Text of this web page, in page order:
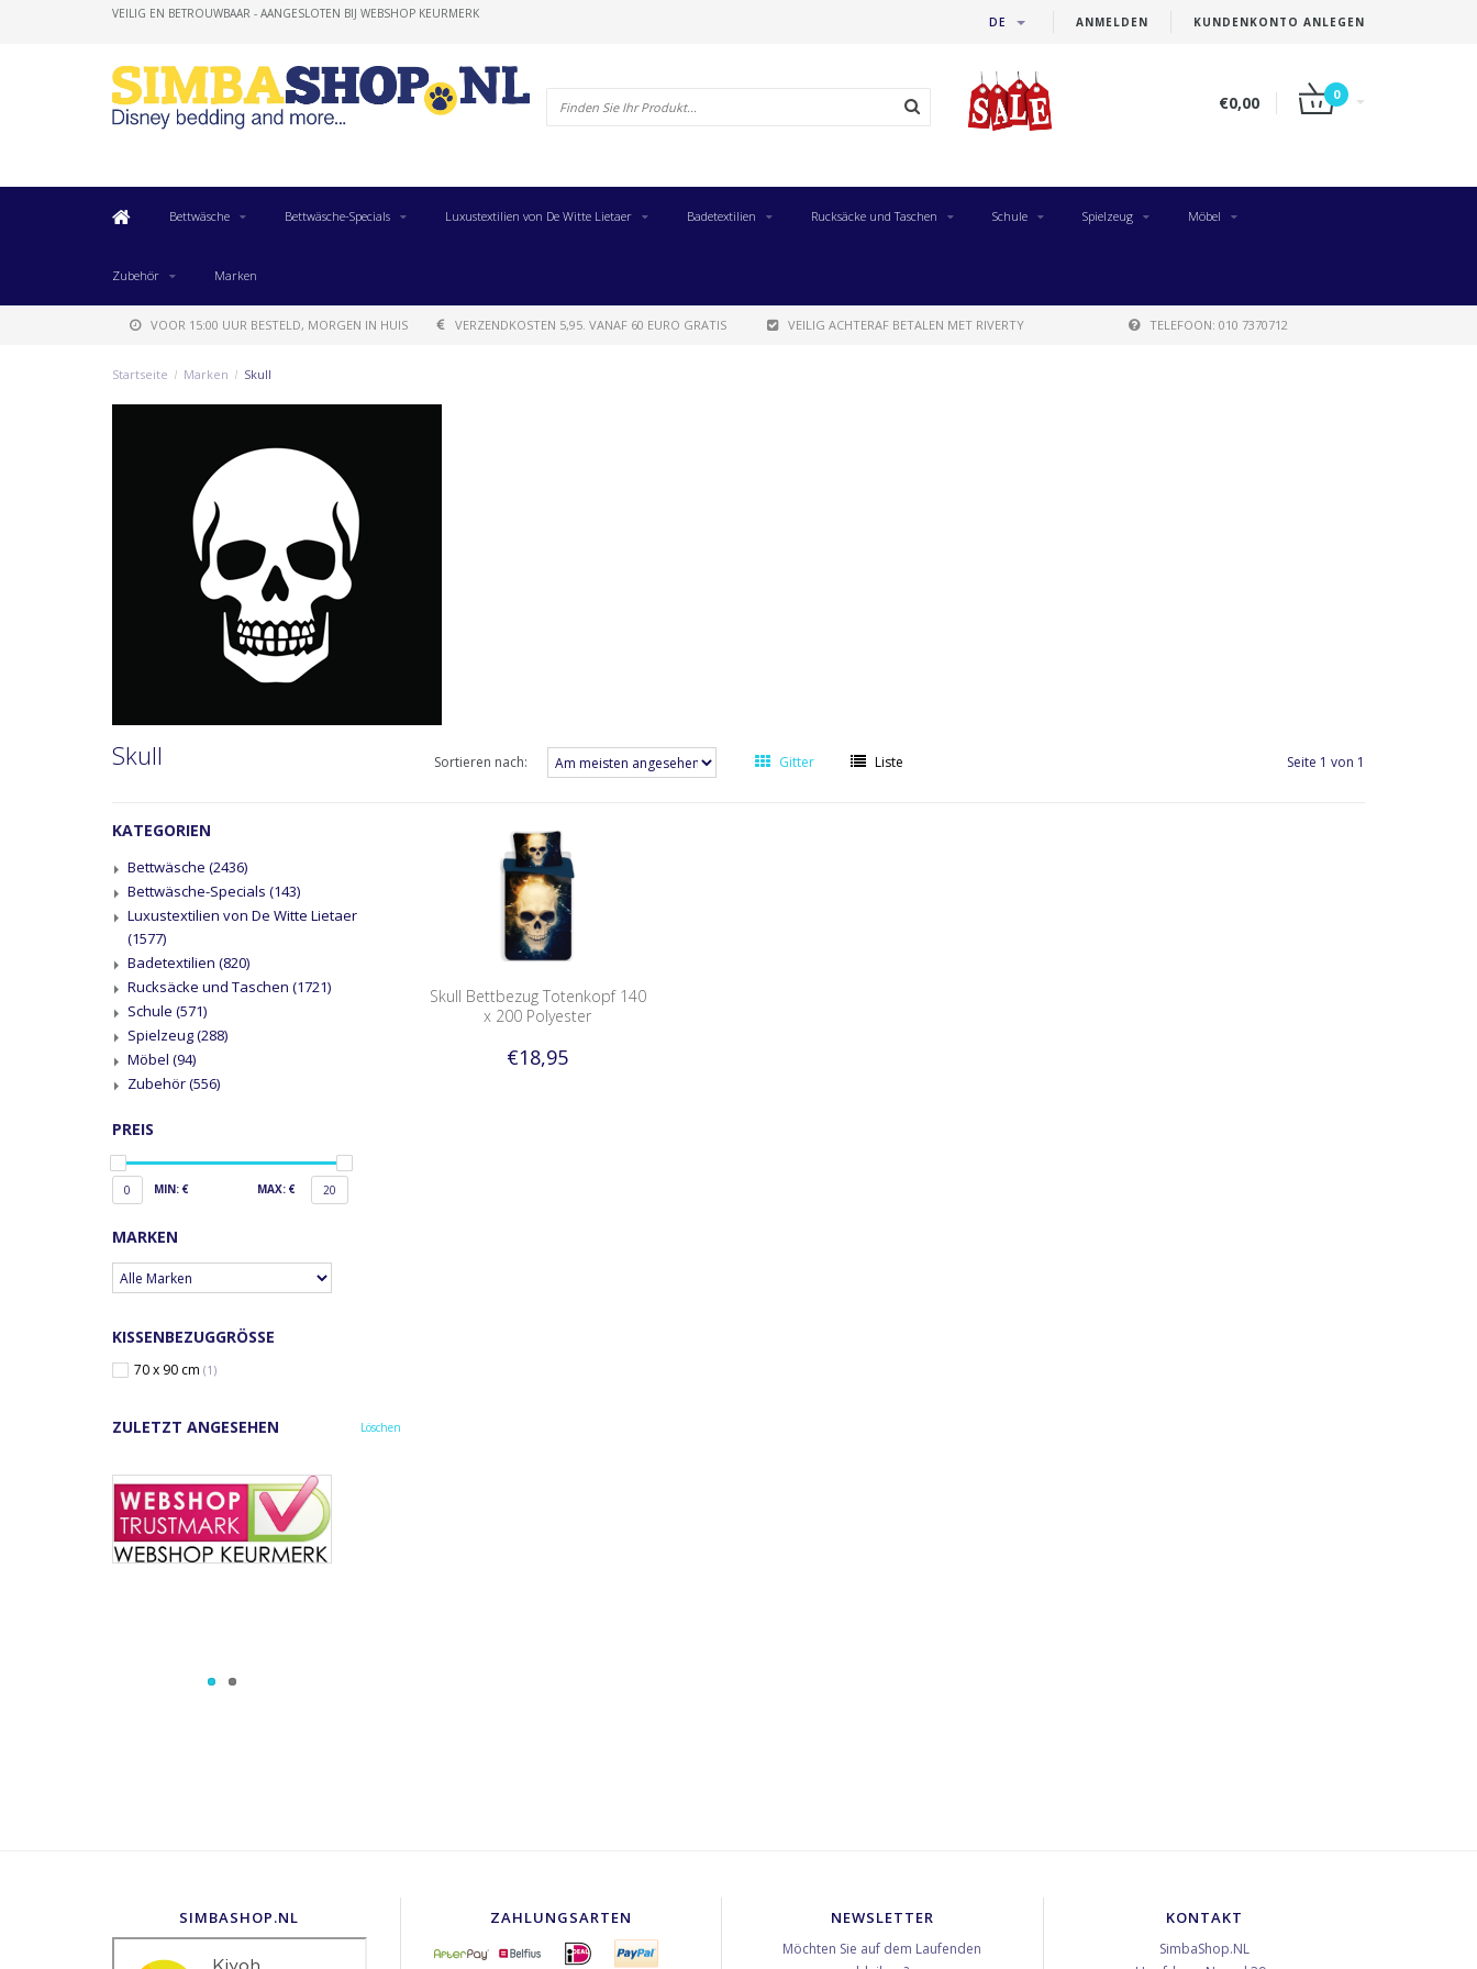
ANMELDEN KUNDENKONTO ANLEGEN
DE
VEILIG EN BETROUWBAAR - AANGESLOTEN BIJ WEBSHOP KEURMERK
€0,00 0
Bettwäsche Bettwäsche-Specials Luxustextilien von De Witte Lietaer Badetextilien Rucksäcke und Taschen Schule Spielzeug Möbel
Zubehör Marken
VOOR 15:00 UUR BESTELD, MORGEN IN HUIS VERZENDKOSTEN 5,95. VANAF 60 EURO GRATIS VEILIG ACHTERAF BETALEN MET RIVERTY TELEFOON: 010 7370712
Startseite / Marken / Skull
Skull Sortieren nach: Gitter Liste Seite 1 von 1
KATEGORIEN
Bettwäsche (2436)
Bettwäsche-Specials (143)
Luxustextilien von De Witte Lietaer
(1577)
Badetextilien (820)
Rucksäcke und Taschen (1721)
Schule (571)
Spielzeug(288)
Möbel (94)
Zubehör(556)
PREIS
0 MIN: € MAX: € 20
MARKEN
KISSENBEZUGGRÖSSE
70 x 90 cm (1)
ZULETZT ANGESEHEN Löschen
Skull Bettbezug Totenkopf 140
x 200 Polyester
€18,95
SIMBASHOP.NL ZAHLUNGSARTEN NEWSLETTER
Möchten Sie auf dem Laufenden
KONTAKT
SimbaShop.NL